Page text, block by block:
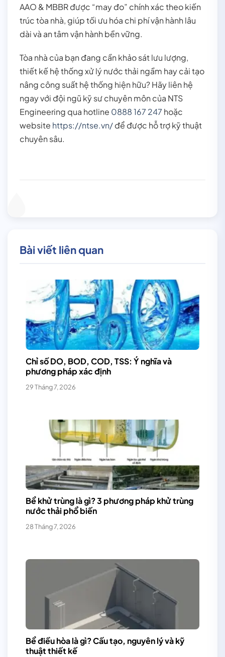
AAO & MBBR được “may đo” chính xác theo kiến
trúc tòa nhà, giúp tối ưu hóa chi phí vận hành lâu
dài và an tâm vận hành bền vững.
Tòa nhà của bạn đang cần khảo sát lưu lượng,
thiết kế hệ thống xử lý nước thải ngầm hay cải tạo
nâng công suất hệ thống hiện hữu? Hãy liên hệ
ngay với đội ngũ kỹ sư chuyên môn của NTS
Engineering qua hotline 0888 167 247 hoặc
website https://ntse.vn/để được hỗ trợ kỹ thuật
chuyên sâu.
Bài viết liên quan
Chỉ số DO, BOD, COD, TSS: Ý nghĩa và
phương pháp xác định
29 Tháng 7, 2026
Bể khử trùng là gì? 3 phương pháp khử trùng
nước thải phổ biến
28 Tháng 7, 2026
Bể điều hòa là gì? Cấu tạo, nguyên lý và kỹ
thuật thiết kế